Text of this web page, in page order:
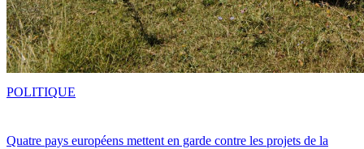
Quatre pays européens mettent en garde contre les projets de la
POLITIQUE